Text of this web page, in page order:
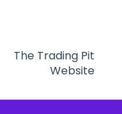
untuk
The Trading Pit
Website